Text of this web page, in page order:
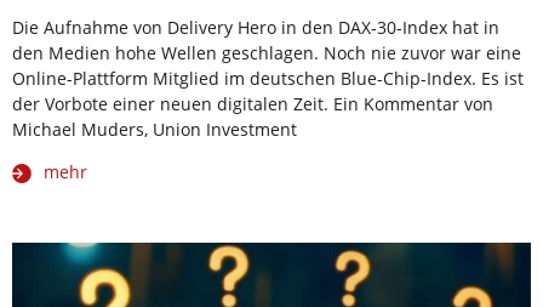
Die Aufnahme von Delivery Hero in den DAX-30-Index hat in
den Medien hohe Wellen geschlagen. Noch nie zuvor war eine
Online-Plattform Mitglied im deutschen Blue-Chip-Index. Es ist
der Vorbote einer neuen digitalen Zeit. Ein Kommentar von
Michael Muders, Union Investment
mehr